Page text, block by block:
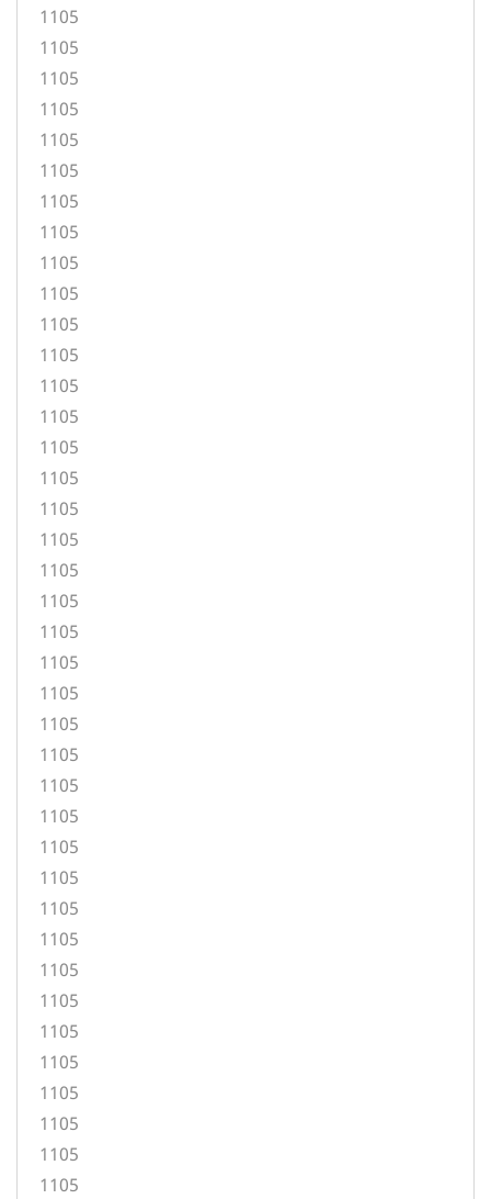
1105
1105
1105
1105
1105
1105
1105
1105
1105
1105
1105
1105
1105
1105
1105
1105
1105
1105
1105
1105
1105
1105
1105
1105
1105
1105
1105
1105
1105
1105
1105
1105
1105
1105
1105
1105
1105
1105
1105